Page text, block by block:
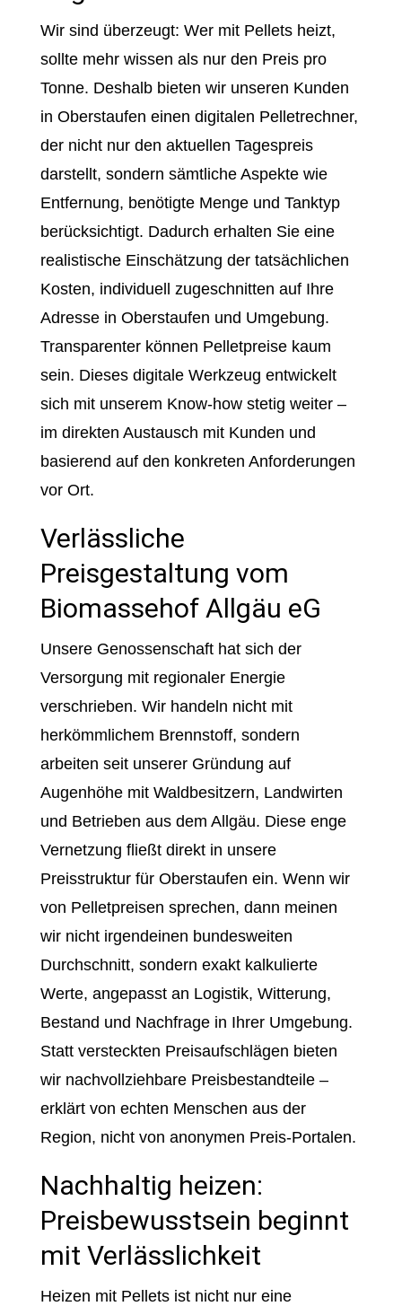
Wir sind überzeugt: Wer mit Pellets heizt,
sollte mehr wissen als nur den Preis pro
Tonne. Deshalb bieten wir unseren Kunden
in Oberstaufen einen digitalen Pelletrechner,
der nicht nur den aktuellen Tagespreis
darstellt, sondern sämtliche Aspekte wie
Entfernung, benötigte Menge und Tanktyp
berücksichtigt. Dadurch erhalten Sie eine
realistische Einschätzung der tatsächlichen
Kosten, individuell zugeschnitten auf Ihre
Adresse in Oberstaufen und Umgebung.
Transparenter können Pelletpreise kaum
sein. Dieses digitale Werkzeug entwickelt
sich mit unserem Know-how stetig weiter –
im direkten Austausch mit Kunden und
basierend auf den konkreten Anforderungen
vor Ort.
Verlässliche
Preisgestaltung vom
Biomassehof Allgäu eG
Unsere Genossenschaft hat sich der
Versorgung mit regionaler Energie
verschrieben. Wir handeln nicht mit
herkömmlichem Brennstoff, sondern
arbeiten seit unserer Gründung auf
Augenhöhe mit Waldbesitzern, Landwirten
und Betrieben aus dem Allgäu. Diese enge
Vernetzung fließt direkt in unsere
Preisstruktur für Oberstaufen ein. Wenn wir
von Pelletpreisen sprechen, dann meinen
wir nicht irgendeinen bundesweiten
Durchschnitt, sondern exakt kalkulierte
Werte, angepasst an Logistik, Witterung,
Bestand und Nachfrage in Ihrer Umgebung.
Statt versteckten Preisaufschlägen bieten
wir nachvollziehbare Preisbestandteile –
erklärt von echten Menschen aus der
Region, nicht von anonymen Preis-Portalen.
Nachhaltig heizen:
Preisbewusstsein beginnt
mit Verlässlichkeit
Heizen mit Pellets ist nicht nur eine